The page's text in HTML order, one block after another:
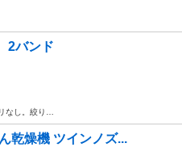
バンド
なし。絞り…
乾燥機 ツインノズ...